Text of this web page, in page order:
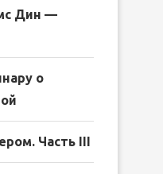
Дин —
о
Часть III